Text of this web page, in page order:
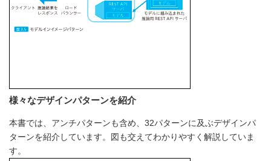
様々なデザインパターンを紹介
本書では、アンチパターンも含め、32パターンに及ぶデザインパ
ターンを紹介しています。図も交えてわかりやすく解説していま
す。